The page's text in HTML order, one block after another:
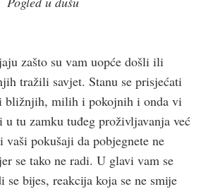
zašto su vam uopće došli ili
tražili savjet. Stanu se prisjećati
bližnjih, milih i pokojnih i onda vi
u tu zamku tuđeg proživljavanja već
vaši pokušaji da pobjegnete ne
se tako ne radi. U glavi vam se
bijes, reakcija koja se ne smije